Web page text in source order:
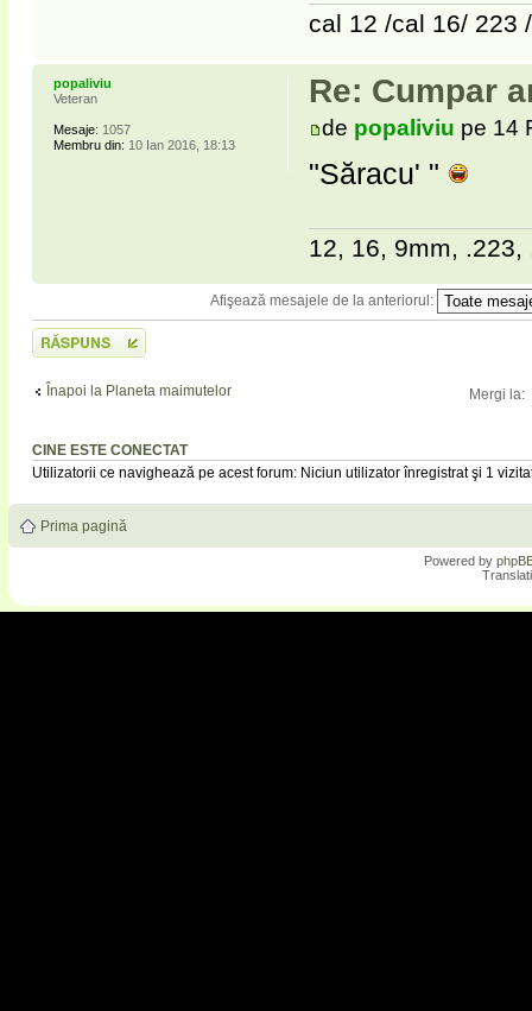
cal 12 /cal 16/ 223
Re: Cumpar
de popaliviu pe 14
"Săracu' "
12, 16, 9mm, .223,
popaliviu
Veteran
Mesaje: 1057
Membru din: 10 Ian 2016, 18:13
Afişează mesajele de la anteriorul:
Scrie un răspuns
Înapoi la Planeta maimutelor Mergi la:
CINE ESTE CONECTAT
Utilizatorii ce navighează pe acest forum: Niciun utilizator înregistrat şi 1
Prima pagină
Powered by